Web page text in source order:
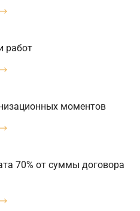
работ
моментов
70% от суммы договора